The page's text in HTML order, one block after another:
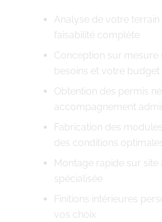
Analyse de votre
faisabilité complète
Conception sur mesure
besoins et votre budget
Obtention des permis
accompagnement
Fabrication des
des conditions
Montage rapide sur
spécialisée
Finitions intérieures
vos choix